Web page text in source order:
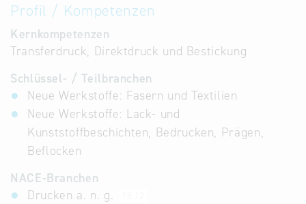
Profil / Kompetenzen
Kernkompetenzen
Transferdruck, Direktdruck und Bestickung
Schlüssel- / Teilbranchen
Neue Werkstoffe: Fasern und Textilien
Neue Werkstoffe: Lack- und
Kunststoffbeschichten, Bedrucken, Prägen,
Beflocken
NACE-Branchen
Drucken a. n. g.